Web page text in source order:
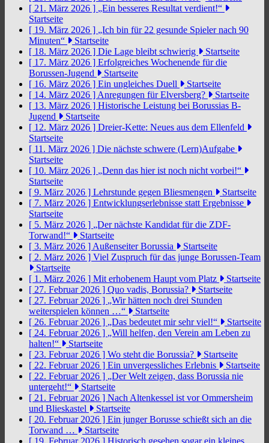
[ 21. März 2026 ] „Ein besseres Resultat verdient!“
Startseite
[ 19. März 2026 ] „Ich bin für 22 gesunde Spieler nach 90
Minuten“
Startseite
[ 18. März 2026 ] Die Lage bleibt schwierig
Startseite
[ 17. März 2026 ] Erfolgreiches Wochenende für die
Borussen-Jugend
Startseite
[ 16. März 2026 ] Ein ungleiches Duell
Startseite
[ 14. März 2026 ] Anregungen für Elversberg?
Startseite
[ 13. März 2026 ] Historische Leistung bei Borussias B-
Jugend
Startseite
[ 12. März 2026 ] Dreier-Kette: Neues aus dem Ellenfeld
Startseite
[ 11. März 2026 ] Die nächste schwere (Lern)Aufgabe
Startseite
[ 10. März 2026 ] „Denn das hier ist noch nicht vorbei!“
Startseite
[ 9. März 2026 ] Lehrstunde gegen Bliesmengen
Startseite
[ 7. März 2026 ] Entwicklungserlebnisse statt Ergebnisse
Startseite
[ 5. März 2026 ] „Der nächste Kandidat für die ZDF-
Torwand!“
Startseite
[ 3. März 2026 ] Außenseiter Borussia
Startseite
[ 2. März 2026 ] Viel Zuspruch für das junge Borussen-Team
Startseite
[ 1. März 2026 ] Mit erhobenem Haupt vom Platz
Startseite
[ 27. Februar 2026 ] Quo vadis, Borussia?
Startseite
[ 27. Februar 2026 ] „Wir hätten noch drei Stunden
weiterspielen können …“
Startseite
[ 26. Februar 2026 ] „Das bedeutet mir sehr viel!“
Startseite
[ 24. Februar 2026 ] „Will helfen, den Verein am Leben zu
halten!“
Startseite
[ 23. Februar 2026 ] Wo steht die Borussia?
Startseite
[ 22. Februar 2026 ] Ein unvergessliches Erlebnis
Startseite
[ 22. Februar 2026 ] „Der Welt zeigen, dass Borussia nie
untergeht!“
Startseite
[ 21. Februar 2026 ] Nach Altenkessel ist vor Ommersheim
und Blieskastel
Startseite
[ 20. Februar 2026 ] Ein junger Borusse schießt sich an die
Torwand …
Startseite
[ 19. Februar 2026 ] Historisch gesehen sogar ein kleines